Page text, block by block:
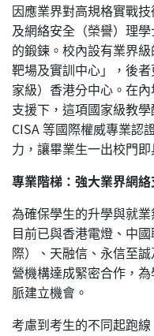
因應業界對高規格實戰
及網絡安全（榮譽）理
的鍛鍊。校內設有業界
靶場及實訓中心」，後
家級）香港分中心。在
支援下，這項國家級教
CISA 等國際權威專業認
力，讓畢業生一出校門
專業階梯：強大業界網
為確保學生的升學與就
目前已與香港電燈、中
際）、天融信、永信至
營機構達成緊密合作，
脈建立機會。
考慮到考生的不同起跑